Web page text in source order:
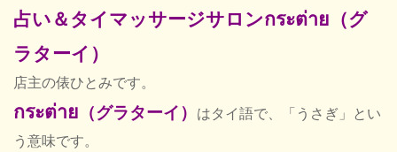
占い＆タイマッサージサロンกระต่าย（グ
ラターイ）
店主の俵ひとみです。
กระต่าย （グラターイ） はタイ語で、「うさぎ」とい
う意味です。